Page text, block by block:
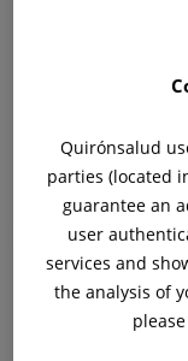
Descripció
Quirónsalud
parties (located
guarantee an
user
services and
the analysis of